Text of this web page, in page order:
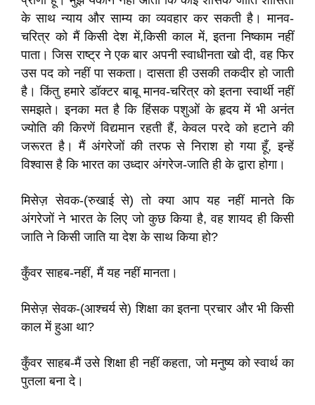
के साथ न्याय और साम्य का व्यवहार कर सकती है। मानव-
चरित्र को मैं किसी देश में,किसी काल में, इतना निष्काम नहीं
पाता। जिस राष्ट्र ने एक बार अपनी स्वाधीनता खो दी, वह फिर
उस पद को नहीं पा सकता। दासता ही उसकी तकदीर हो जाती
है। किंतु हमारे डॉक्टर बाबू मानव-चरित्र को इतना स्वार्थी नहीं
समझते। इनका मत है कि हिंसक पशुओं के हृदय में भी अनंत
ज्योति की किरणें विद्यमान रहती हैं, केवल परदे को हटाने की
जरूरत है। मैं अंगरेजों की तरफ से निराश हो गया हूँ, इन्हें
विश्वास है कि भारत का उध्दार अंगरेज-जाति ही के द्वारा होगा।
मिसेज़ सेवक-(रुखाई से) तो क्या आप यह नहीं मानते कि
अंगरेजों ने भारत के लिए जो कुछ किया है, वह शायद ही किसी
जाति ने किसी जाति या देश के साथ किया हो?
कुँवर साहब-नहीं, मैं यह नहीं मानता।
मिसेज़ सेवक-(आश्चर्य से) शिक्षा का इतना प्रचार और भी किसी
काल में हुआ था?
कुँवर साहब-मैं उसे शिक्षा ही नहीं कहता, जो मनुष्य को स्वार्थ का
पुतला बना दे।